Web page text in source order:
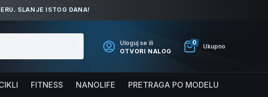
SLANJE ISTOG DANA!
Uloguj se ili
OTVORI NALOG
0
Ukupno
FITNESS NANOLIFE PRETRAGA PO MODELU